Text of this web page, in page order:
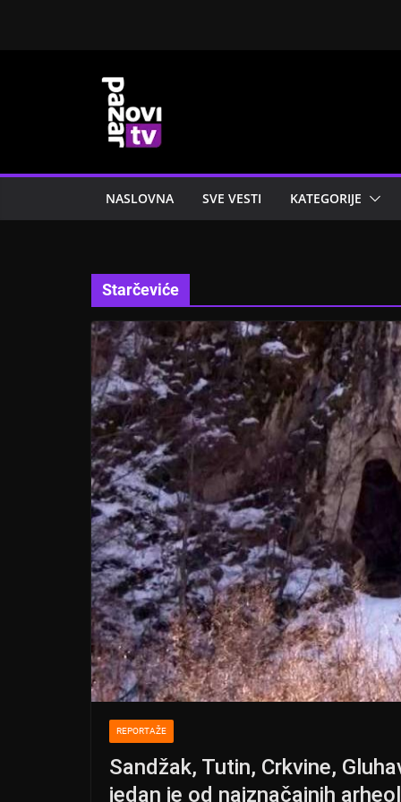
NASLOVNA SVE VESTI KATEGORIJE
Starčeviće
REPORTAŽE
Sandžak, Tutin, Crkvine,
jedan je od najznačajnih